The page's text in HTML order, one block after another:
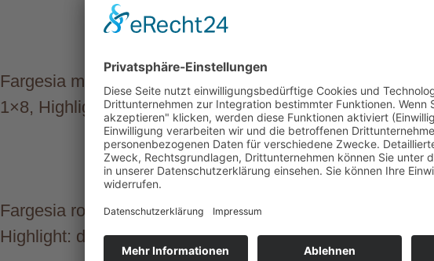
Fargesia murieliae ‚Maasai‘ -R- C 15 80-100, 1000
1×8, Highlight: aufrechter Wuchs, sehr starke Ware!
Fargesia robusta ‚Campbell‘ C 7,5 80-100, 300 Stück
Highlight: der schöne Zebrabambus, neue Ware